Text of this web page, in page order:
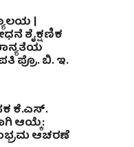
|
ಶೈಕ್ಷಣಿಕ
ಪ್ರೊ. ಬಿ. ಇ.
ಕೆ.ಎಸ್.
ಆಯ್ಕೆ:
ಆಚರಣೆ